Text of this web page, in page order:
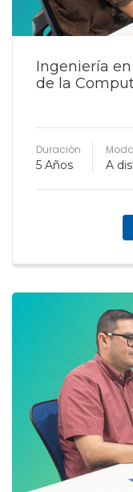
Ingeniería
de la
Duración
5 Años A